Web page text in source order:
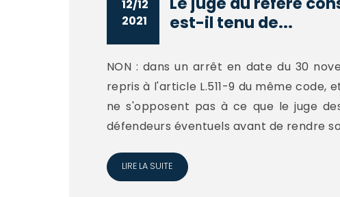
12/12
2021
est-il tenu de...
NON : dans un arrêt en date du 30
repris à l'article L.511-9 du même code,
ne s'opposent pas à ce que le juge
défendeurs éventuels avant de rendre
LIRE LA SUITE